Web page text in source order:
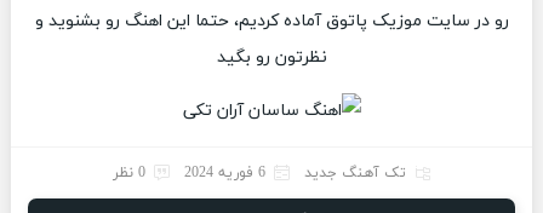
رو در سایت موزیک پاتوق آماده کردیم، حتما این اهنگ رو بشنوید و
نظرتون رو بگید
تک آهنگ جدید 6 فوریه 2024 0 نظر